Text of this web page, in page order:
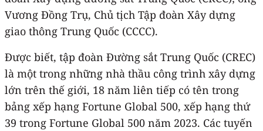
Vương Đồng Trụ, Chủ tịch Tập đoàn Xây dựng
giao thông Trung Quốc (CCCC).
Được biết, tập đoàn Đường sắt Trung Quốc (CREC)
là một trong những nhà thầu công trình xây dựng
lớn trên thế giới, 18 năm liên tiếp có tên trong
bảng xếp hạng Fortune Global 500, xếp hạng thứ
39 trong Fortune Global 500 năm 2023. Các tuyến